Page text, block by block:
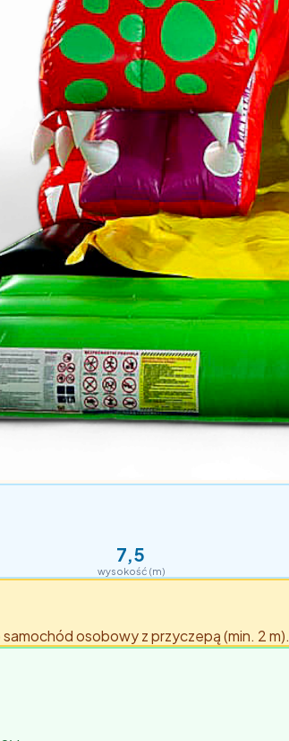
7,5
wysokość (m)
osobowy z przyczepą (min. 2 m).